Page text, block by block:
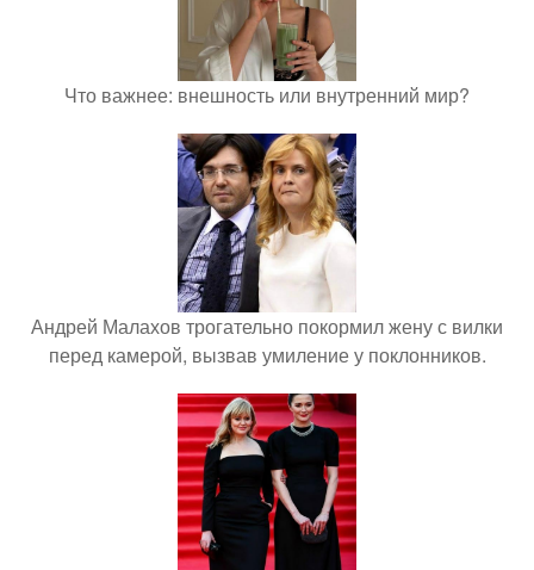
Что важнее: внешность или внутренний мир?
Андрей Малахов трогательно покормил жену с вилки
перед камерой, вызвав умиление у поклонников.